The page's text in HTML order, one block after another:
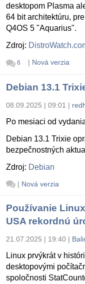
desktopom Plasma
64 bit architektúru,
Q4OS 5 "Aquarius".
Zdroj:
6 | Nová verzia
Debian 13.1
08.09.2025 | 09:01 |
Po mesiaci od
Debian 13.1 Trixie
bezpečnostných
Zdroj: Debian
| Nová verzia
Používanie
USA rekordnú
21.07.2025 | 19:40 |
Linux prvýkrát v
desktopovými
spoločnosti